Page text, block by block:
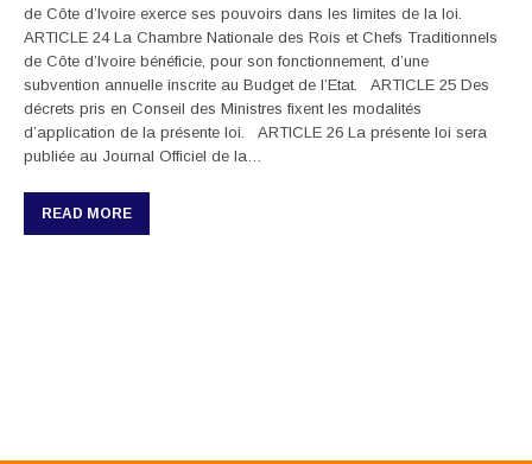
de Côte d’Ivoire exerce ses pouvoirs dans les limites de la loi.
ARTICLE 24 La Chambre Nationale des Rois et Chefs Traditionnels
de Côte d’Ivoire bénéficie, pour son fonctionnement, d’une
subvention annuelle inscrite au Budget de l’Etat. ARTICLE 25 Des
décrets pris en Conseil des Ministres fixent les modalités
d’application de la présente loi. ARTICLE 26 La présente loi sera
publiée au Journal Officiel de la…
READ MORE